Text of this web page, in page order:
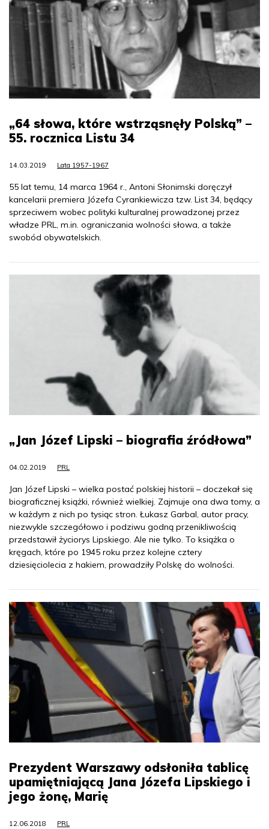
„64 słowa, które wstrząsnęły Polską” –
55. rocznica Listu 34
14.03.2019 Lata 1957-1967
55 lat temu, 14 marca 1964 r., Antoni Słonimski doręczył
kancelarii premiera Józefa Cyrankiewicza tzw. List 34, będący
sprzeciwem wobec polityki kulturalnej prowadzonej przez
władze PRL, m.in. ograniczania wolności słowa, a także
swobód obywatelskich.
„Jan Józef Lipski – biografia źródłowa”
04.02.2019 PRL
Jan Józef Lipski – wielka postać polskiej historii – doczekał się
biograficznej książki, również wielkiej. Zajmuje ona dwa tomy, a
w każdym z nich po tysiąc stron. Łukasz Garbal, autor pracy,
niezwykle szczegółowo i podziwu godną przenikliwością
przedstawił życiorys Lipskiego. Ale nie tylko. To książka o
kręgach, które po 1945 roku przez kolejne cztery
dziesięciolecia z hakiem, prowadziły Polskę do wolności.
Prezydent Warszawy odsłoniła tablicę
upamiętniającą Jana Józefa Lipskiego i
jego żonę, Marię
12.06.2018 PRL